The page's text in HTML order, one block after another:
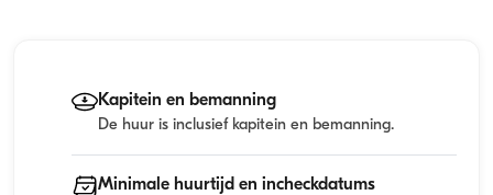
Kapitein en bemanning
De huur is inclusief kapitein en bemanning.
Minimale huurtijd en incheckdatums